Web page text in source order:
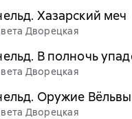
Хазарский меч
Дворецкая
В полночь
Дворецкая
Оружие Вёльвы
Дворецкая